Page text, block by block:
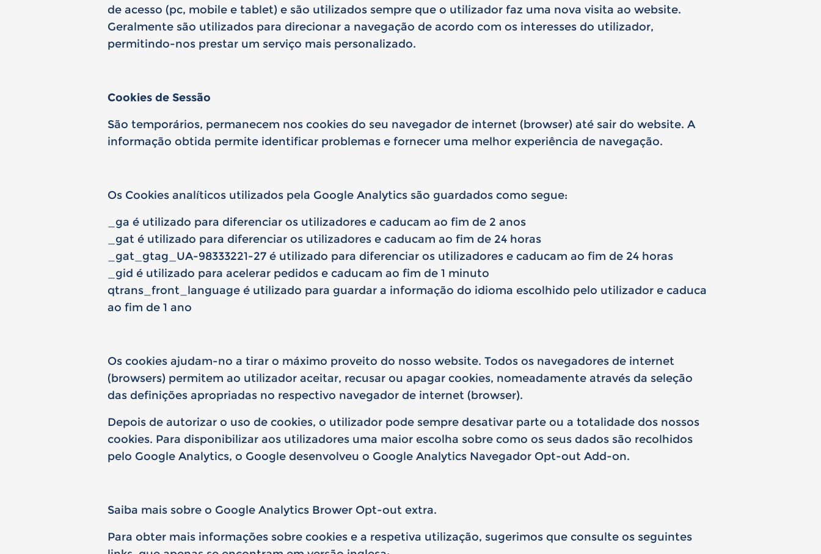
de acesso (pc, mobile e tablet) e são utilizados sempre que o utilizador faz uma nova visita ao website.
Geralmente são utilizados para direcionar a navegação de acordo com os interesses do utilizador,
permitindo-nos prestar um serviço mais personalizado.
Cookies de Sessão
São temporários, permanecem nos cookies do seu navegador de internet (browser) até sair do website. A
informação obtida permite identificar problemas e fornecer uma melhor experiência de navegação.
Os Cookies analíticos utilizados pela Google Analytics são guardados como segue:
_ga é utilizado para diferenciar os utilizadores e caducam ao fim de 2 anos
_gat é utilizado para diferenciar os utilizadores e caducam ao fim de 24 horas
_gat_gtag_UA-98333221-27 é utilizado para diferenciar os utilizadores e caducam ao fim de 24 horas
_gid é utilizado para acelerar pedidos e caducam ao fim de 1 minuto
qtrans_front_language é utilizado para guardar a informação do idioma escolhido pelo utilizador e caduca
ao fim de 1 ano
Os cookies ajudam-no a tirar o máximo proveito do nosso website. Todos os navegadores de internet
(browsers) permitem ao utilizador aceitar, recusar ou apagar cookies, nomeadamente através da seleção
das definições apropriadas no respectivo navegador de internet (browser).
Depois de autorizar o uso de cookies, o utilizador pode sempre desativar parte ou a totalidade dos nossos
cookies. Para disponibilizar aos utilizadores uma maior escolha sobre como os seus dados são recolhidos
pelo Google Analytics, o Google desenvolveu o Google Analytics Navegador Opt-out Add-on.
Saiba mais sobre o Google Analytics Brower Opt-out extra.
Para obter mais informações sobre cookies e a respetiva utilização, sugerimos que consulte os seguintes